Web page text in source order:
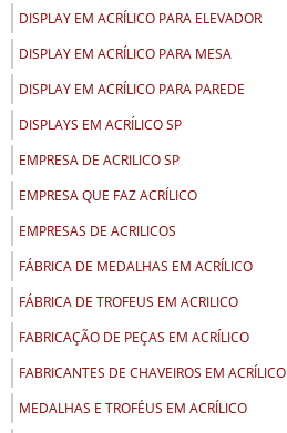
DISPLAY EM ACRÍLICO PARA ELEVADOR
DISPLAY EM ACRÍLICO PARA MESA
DISPLAY EM ACRÍLICO PARA PAREDE
DISPLAYS EM ACRÍLICO SP
EMPRESA DE ACRILICO SP
EMPRESA QUE FAZ ACRÍLICO
EMPRESAS DE ACRILICOS
FÁBRICA DE MEDALHAS EM ACRÍLICO
FÁBRICA DE TROFEUS EM ACRILICO
FABRICAÇÃO DE PEÇAS EM ACRÍLICO
FABRICANTES DE CHAVEIROS EM ACRÍLICO
MEDALHAS E TROFÉUS EM ACRÍLICO